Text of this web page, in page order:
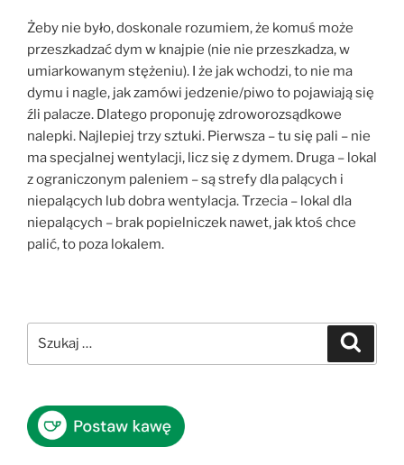
Żeby nie było, doskonale rozumiem, że komuś może
przeszkadzać dym w knajpie (nie nie przeszkadza, w
umiarkowanym stężeniu). I że jak wchodzi, to nie ma
dymu i nagle, jak zamówi jedzenie/piwo to pojawiają się
źli palacze. Dlatego proponuję zdroworozsądkowe
nalepki. Najlepiej trzy sztuki. Pierwsza – tu się pali – nie
ma specjalnej wentylacji, licz się z dymem. Druga – lokal
z ograniczonym paleniem – są strefy dla palących i
niepalących lub dobra wentylacja. Trzecia – lokal dla
niepalących – brak popielniczek nawet, jak ktoś chce
palić, to poza lokalem.